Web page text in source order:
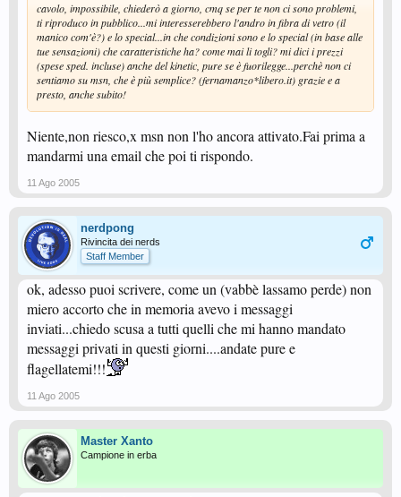
cavolo, impossibile, chiederò a giorno, cmq se per te non ci sono problemi,
ti riproduco in pubblico...mi interesserebbero l'andro in fibra di vetro (il
manico com'è?) e lo special...in che condizioni sono e lo special (in base alle
tue sensazioni) che caratteristiche ha? come mai li togli? mi dici i prezzi
(spese sped. incluse) anche del kinetic, pure se è fuorilegge...perchè non ci
sentiamo su msn, che è più semplice? (fernamanzo*libero.it) grazie e a
presto, anche subito!
Niente,non riesco,x msn non l'ho ancora attivato.Fai prima a
mandarmi una email che poi ti rispondo.
11 Ago 2005
nerdpong
Rivincita dei nerds
Staff Member
ok, adesso puoi scrivere, come un (vabbè lassamo perde) non
miero accorto che in memoria avevo i messaggi
inviati...chiedo scusa a tutti quelli che mi hanno mandato
messaggi privati in questi giorni....andate pure e
flagellatemi!!!
11 Ago 2005
Master Xanto
Campione in erba